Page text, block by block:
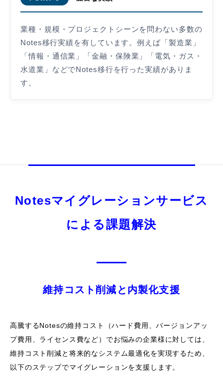
業種・規模・プロジェクトシーンを問わない多数の
Notes移行実績を有しています。例えば「製造業」
「情報・通信業」「金融・保険業」「電気・ガス・
水道業」などでNotes移行を行った実績がありま
す。
Notesマイグレーションサービス
による課題解決
維持コスト削減と内製化支援
高騰するNotesの維持コスト（ハード費用、バージョンアッ
プ費用、ライセンス費など）でお悩みの企業様に対しては、
維持コスト削減と将来的なシステム最適化を実現するため、
以下のステップでマイグレーションを支援します。